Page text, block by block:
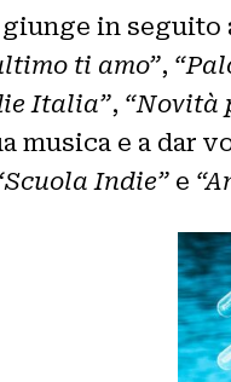
in seguito
ti amo”,
Italia”, “Novità
musica e a dar
Indie” e